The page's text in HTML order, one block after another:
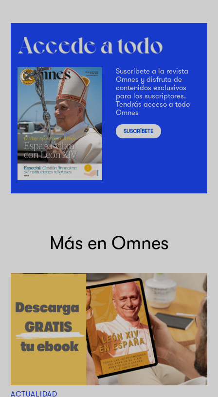
Suscríbete a la revista
Omnes y disfruta de
contenidos exclusivos
para los suscriptores.
Tendrás acceso a todo
Omnes
SUSCRÍBETE
Más en Omnes
ACTUALIDAD